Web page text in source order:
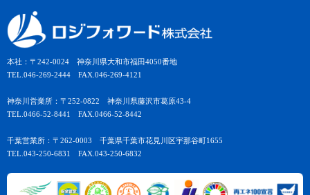
本社：〒242-0024 神奈川県大和市福田4050番地
TEL.046-269-2444 FAX.046-269-4121
神奈川営業所：〒252-0822 神奈川県藤沢市葛原43-4
TEL.0466-52-8441 FAX.0466-52-8442
千葉営業所：〒262-0003 千葉県千葉市花見川区宇那谷町1655
TEL.043-250-6831 FAX.043-250-6832